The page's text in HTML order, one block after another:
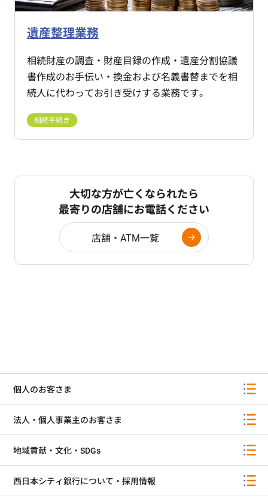
遺産整理業務
相続財産の調査・財産目録の作成・遺産分割協議
書作成のお手伝い・換金および名義書替までを相
続人に代わってお引き受けする業務です。
相続手続き
大切な方が亡くなられたら
最寄りの店舗にお電話ください
店舗・ATM一覧
個人のお客さま
法人・個人事業主のお客さま
地域貢献・文化・SDGs
西日本シティ銀行について・採用情報